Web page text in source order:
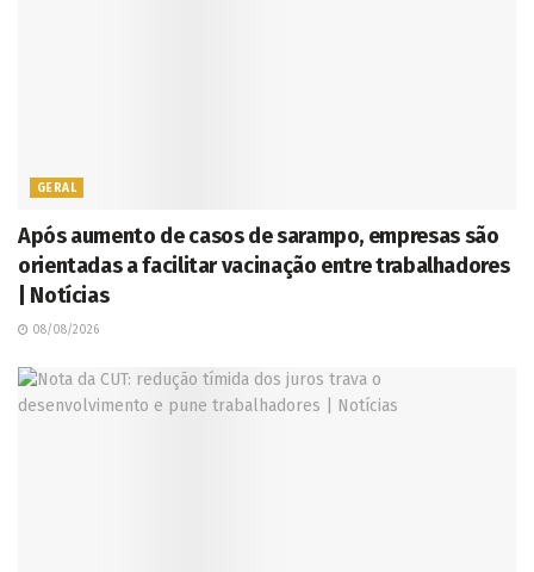
GERAL
Após aumento de casos de sarampo, empresas são
orientadas a facilitar vacinação entre trabalhadores
| Notícias
08/08/2026